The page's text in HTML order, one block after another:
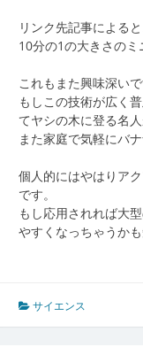
リンク先記事による
10分の1の大きさのミ
これもまた興味深いで
もしこの技術が広く
てヤシの木に登る名
また家庭で気軽にバ
個人的にはやはりア
です。
もし応用されれば大
やすくなっちゃうかも
サイエンス